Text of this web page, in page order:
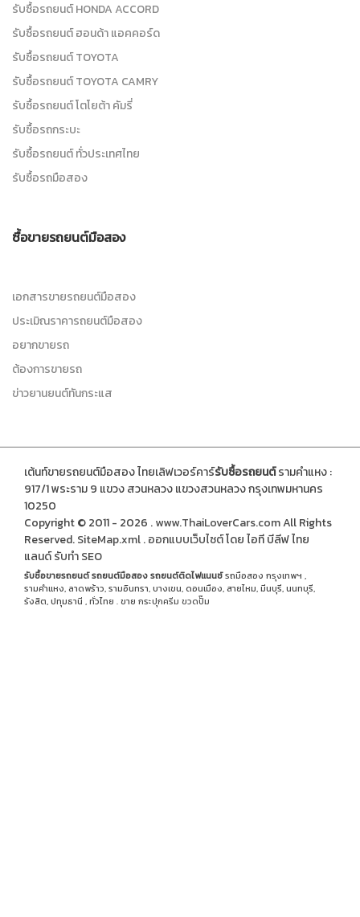
รับซื้อรถยนต์ HONDA ACCORD
รับซื้อรถยนต์ ฮอนด้า แอคคอร์ด
รับซื้อรถยนต์ TOYOTA
รับซื้อรถยนต์ TOYOTA CAMRY
รับซื้อรถยนต์ โตโยต้า คัมรี่
รับซื้อรถกระบะ
รับซื้อรถยนต์ ทั่วประเทศไทย
รับซื้อรถมือสอง
ซื้อขายรถยนต์มือสอง
เอกสารขายรถยนต์มือสอง
ประเมิณราคารถยนต์มือสอง
อยากขายรถ
ต้องการขายรถ
ข่าวยานยนต์ทันกระแส
เต้นท์ขายรถยนต์มือสอง ไทยเลิฟเวอร์คาร์รับซื้อรถยนต์รามคำแหง :
917/1 พระราม 9 แขวง สวนหลวง แขวงสวนหลวง กรุงเทพมหานคร
10250
Copyright © 2011 - 2026 .www.ThaiLoverCars.comAll Rights
Reserved.SiteMap.xml.ออกแบบเว็บไซต์โดย ไอที บีลีฟ ไทย
แลนด์รับทำ SEO
รับซื้อขายรถยนต์รถยนต์มือสองรถยนต์ติดไฟแนนซ์รถมือสอง กรุงเทพฯ ,
รามคำแหง, ลาดพร้าว, รามอินทรา, บางเขน, ดอนเมือง, สายไหม, มีนบุรี, นนทบุรี,
รังสิต, ปทุมธานี , ทั่วไทย . ขาย กระปุกครีม ขวดปั๊ม